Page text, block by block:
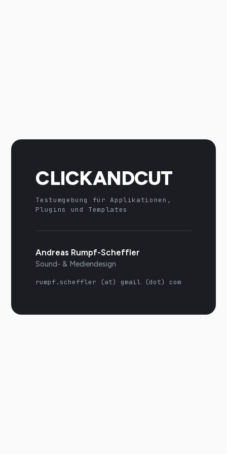
CLICKANDCUT
Testumgebung für Applikationen,
Plugins und Templates
Andreas Rumpf-Scheffler
Sound- & Mediendesign
rumpf.scheffler (at) gmail (dot) com